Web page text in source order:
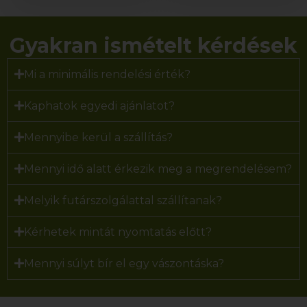
Gyakran ismételt kérdések
Mi a minimális rendelési érték?
Kaphatok egyedi ajánlatot?
Mennyibe kerül a szállítás?
Mennyi idő alatt érkezik meg a megrendelésem?
Melyik futárszolgálattal szállítanak?
Kérhetek mintát nyomtatás előtt?
Mennyi súlyt bír el egy vászontáska?